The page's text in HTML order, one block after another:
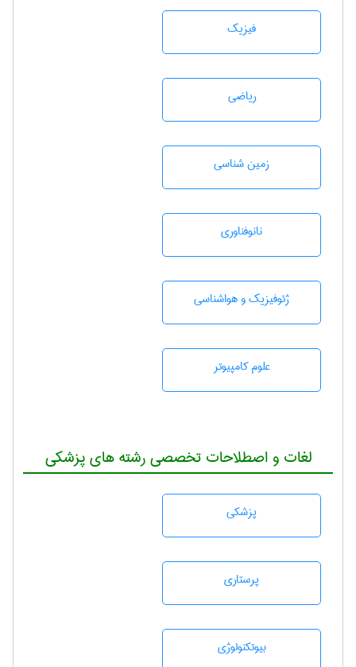
فیزیک
رياضی
زمين شناسی
نانوفناوری
ژئوفيزيك و هواشناسی
علوم کامپیوتر
لغات و اصطلاحات تخصصی رشته های پزشکی
پزشكی
پرستاری
بيوتكنولوژی